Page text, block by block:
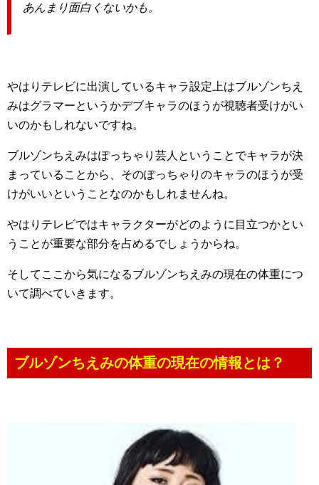
あんまり面白くないかも。
やはりテレビに出演しているキャラ設定上はブルゾンちえ
みはグラマーというかデブキャラのほうが視聴者受けがい
いのかもしれないですね。
ブルゾンちえみはぽっちゃり芸人ということでキャラが決
まっていることから、そのぽっちゃりのキャラのほうが受
けがいいということなのかもしれませんね。
やはりテレビではキャラクターがどのように目立つかとい
うことが重要な部分を占めるでしょうからね。
そしてここから気になるブルゾンちえみの現在の体重につ
いて調べていきます。
ブルゾンちえみの体重の現在の情報とは？